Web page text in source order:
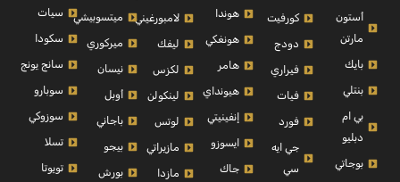
أستون
مارتن
بايك
بنتلي
بي ام
دبليو
بوجاتي
كورفيت
دودج
فيراري
فيات
فورد
جي ايه
سي
هوندا
هونغكي
هامر
هيونداي
إنفينيتي
ايسوزو
جاك
لامبورغيني
ليفك
لكزس
لينكولن
لوتس
مازيراتي
مازدا
ميتسوبيشي
ميركوري
نيسان
أوبل
باجاني
بيجو
بورش
سيات
سكودا
سانج يونج
سوبارو
سوزوكي
تسلا
تويوتا